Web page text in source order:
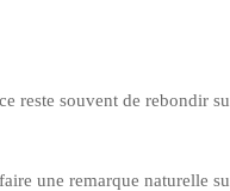
reste souvent de rebondir
une remarque naturelle